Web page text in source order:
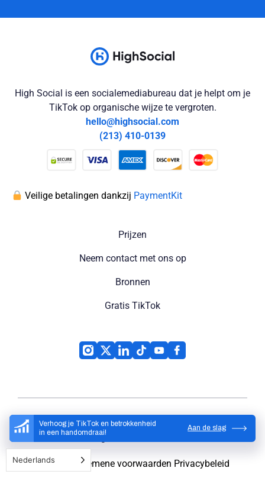
Verhoog je TikTok en betrokkenheid
in een handomdraai!
Aan de slag
High Social is een socialemediabureau dat je helpt om je
TikTok op organische wijze te vergroten.
hello@highsocial.com
(213) 410-0139
Veilige betalingen dankzij PaymentKit
Prijzen
Neem contact met ons op
Bronnen
Gratis TikTok
High Social
Sitemap Algemene voorwaarden Privacybeleid
Nederlands